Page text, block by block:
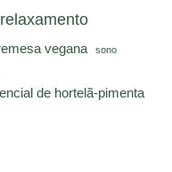
relaxamento
vegana sono
de hortelã-pimenta